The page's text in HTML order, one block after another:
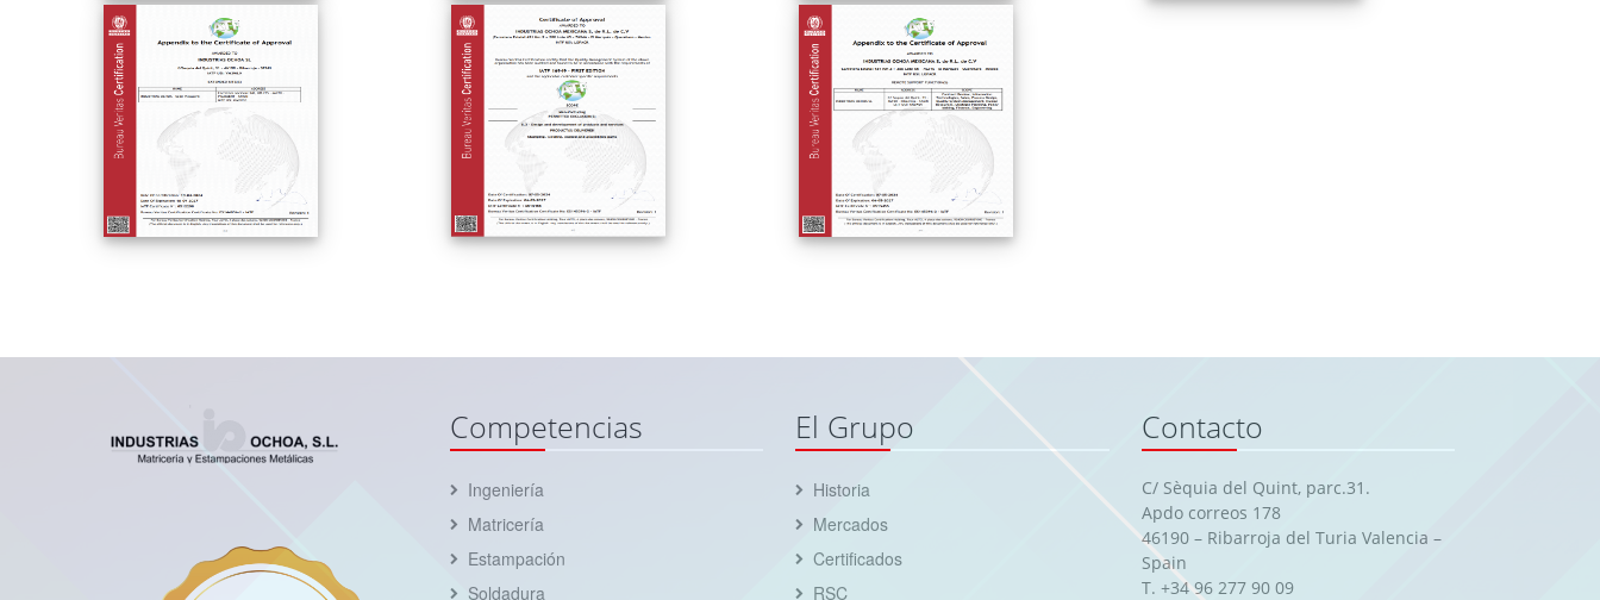
Competencias
Ingeniería
Matricería
Estampación
Soldadura
El Grupo
Historia
Mercados
Certificados
RSC
Contacto
C/ Sèquia del Quint, parc.31.
Apdo correos 178
46190 – Ribarroja del Turia Valencia –
Spain
T. +34 96 277 90 09